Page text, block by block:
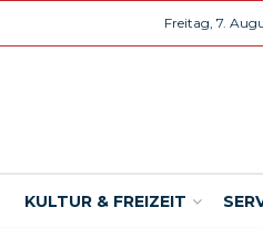
Freitag, 7.
KULTUR & FREIZEIT